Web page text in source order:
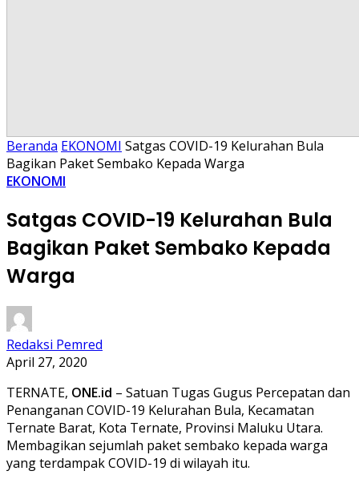
Beranda EKONOMI Satgas COVID-19 Kelurahan Bula
Bagikan Paket Sembako Kepada Warga
EKONOMI
Satgas COVID-19 Kelurahan Bula
Bagikan Paket Sembako Kepada
Warga
Redaksi Pemred
April 27, 2020
TERNATE, ONE.id – Satuan Tugas Gugus Percepatan dan
Penanganan COVID-19 Kelurahan Bula, Kecamatan
Ternate Barat, Kota Ternate, Provinsi Maluku Utara.
Membagikan sejumlah paket sembako kepada warga
yang terdampak COVID-19 di wilayah itu.